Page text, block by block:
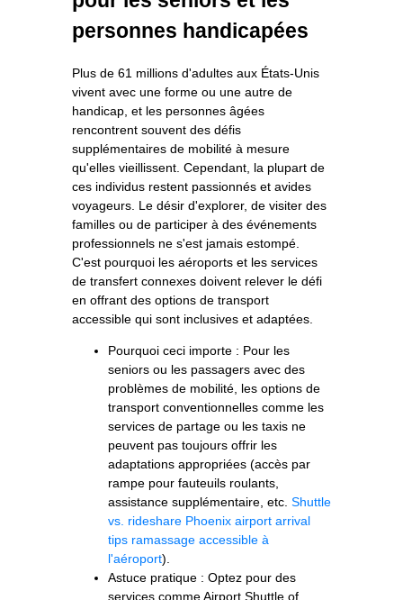
personnes handicapées
Plus de 61 millions d'adultes aux États-Unis
vivent avec une forme ou une autre de
handicap, et les personnes âgées
rencontrent souvent des défis
supplémentaires de mobilité à mesure
qu'elles vieillissent. Cependant, la plupart de
ces individus restent passionnés et avides
voyageurs. Le désir d'explorer, de visiter des
familles ou de participer à des événements
professionnels ne s'est jamais estompé.
C'est pourquoi les aéroports et les services
de transfert connexes doivent relever le défi
en offrant des options de transport
accessible qui sont inclusives et adaptées.
Pourquoi ceci importe : Pour les
seniors ou les passagers avec des
problèmes de mobilité, les options de
transport conventionnelles comme les
services de partage ou les taxis ne
peuvent pas toujours offrir les
adaptations appropriées (accès par
rampe pour fauteuils roulants,
assistance supplémentaire, etc. Shuttle
vs. rideshare Phoenix airport arrival
tips ramassage accessible à
l'aéroport).
Astuce pratique : Optez pour des
services comme Airport Shuttle of